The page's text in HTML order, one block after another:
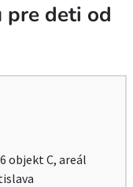
pre deti od
objekt C, areál